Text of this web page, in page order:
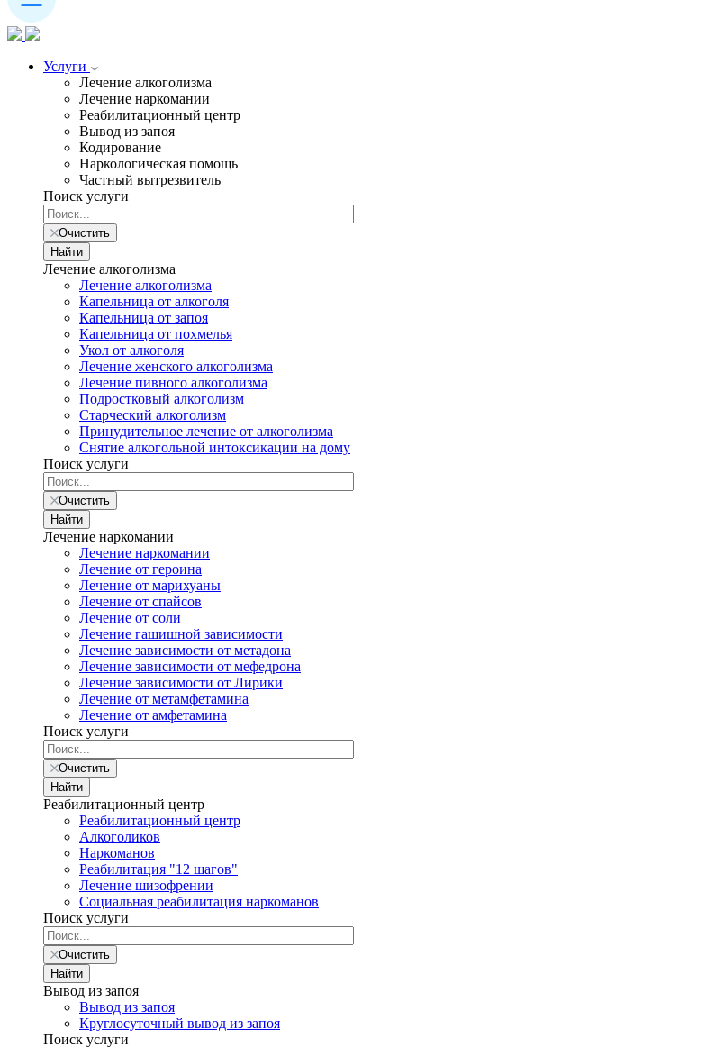
Услуги
Лечение алкоголизма
Лечение наркомании
Реабилитационный центр
Вывод из запоя
Кодирование
Наркологическая помощь
Частный вытрезвитель
Поиск услуги
Очистить
Найти
Лечение алкоголизма
Лечение алкоголизма
Капельница от алкоголя
Капельница от запоя
Капельница от похмелья
Укол от алкоголя
Лечение женского алкоголизма
Лечение пивного алкоголизма
Подростковый алкоголизм
Старческий алкоголизм
Принудительное лечение от алкоголизма
Снятие алкогольной интоксикации на дому
Поиск услуги
Очистить
Найти
Лечение наркомании
Лечение наркомании
Лечение от героина
Лечение от марихуаны
Лечение от спайсов
Лечение от соли
Лечение гашишной зависимости
Лечение зависимости от метадона
Лечение зависимости от мефедрона
Лечение зависимости от Лирики
Лечение от метамфетамина
Лечение от амфетамина
Поиск услуги
Очистить
Найти
Реабилитационный центр
Реабилитационный центр
Алкоголиков
Наркоманов
Реабилитация "12 шагов"
Лечение шизофрении
Социальная реабилитация наркоманов
Поиск услуги
Очистить
Найти
Вывод из запоя
Вывод из запоя
Круглосуточный вывод из запоя
Поиск услуги